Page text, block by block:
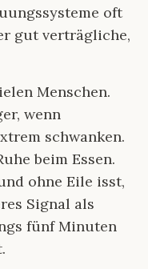
oft
gut verträgliche,
Menschen.
wenn
schwanken.
beim Essen.
ohne Eile isst,
Signal als
fünf Minuten